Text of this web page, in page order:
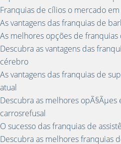
Franquias de cílios o mercado
As vantagens das franquias de
As melhores opções de franquias
Descubra as vantagens das
cérebro
As vantagens das franquias de
atual
Descubra as melhores
carrosrefusal
O sucesso das franquias de
Descubra as melhores franquias